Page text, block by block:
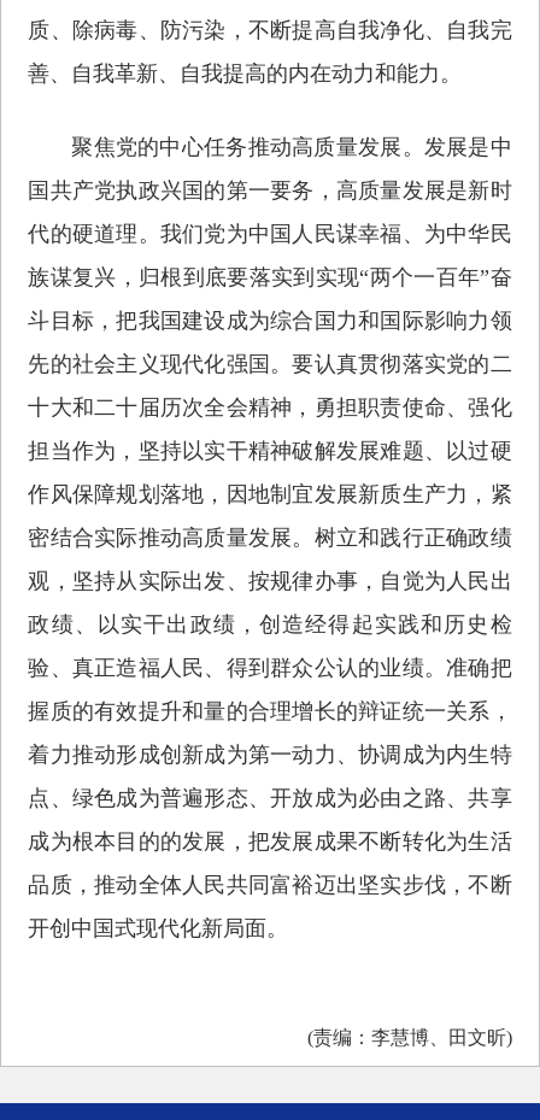
质、除病毒、防污染，不断提高自我净化、自我完
善、自我革新、自我提高的内在动力和能力。
聚焦党的中心任务推动高质量发展。发展是中
国共产党执政兴国的第一要务，高质量发展是新时
代的硬道理。我们党为中国人民谋幸福、为中华民
族谋复兴，归根到底要落实到实现“两个一百年”奋
斗目标，把我国建设成为综合国力和国际影响力领
先的社会主义现代化强国。要认真贯彻落实党的二
十大和二十届历次全会精神，勇担职责使命、强化
担当作为，坚持以实干精神破解发展难题、以过硬
作风保障规划落地，因地制宜发展新质生产力，紧
密结合实际推动高质量发展。树立和践行正确政绩
观，坚持从实际出发、按规律办事，自觉为人民出
政绩、以实干出政绩，创造经得起实践和历史检
验、真正造福人民、得到群众公认的业绩。准确把
握质的有效提升和量的合理增长的辩证统一关系，
着力推动形成创新成为第一动力、协调成为内生特
点、绿色成为普遍形态、开放成为必由之路、共享
成为根本目的的发展，把发展成果不断转化为生活
品质，推动全体人民共同富裕迈出坚实步伐，不断
开创中国式现代化新局面。
(责编：李慧博、田文昕)